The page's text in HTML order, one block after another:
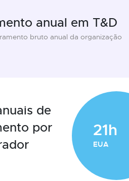
anual em T&D
bruto anual da organização
de
por
21h
EUA